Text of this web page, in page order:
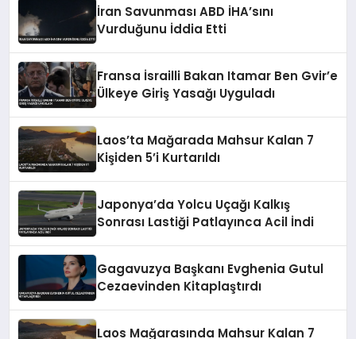
İran Savunması ABD İHA’sını
Vurduğunu İddia Etti
Fransa İsrailli Bakan Itamar Ben Gvir’e
Ülkeye Giriş Yasağı Uyguladı
Laos’ta Mağarada Mahsur Kalan 7
Kişiden 5’i Kurtarıldı
Japonya’da Yolcu Uçağı Kalkış
Sonrası Lastiği Patlayınca Acil İndi
Gagavuzya Başkanı Evghenia Gutul
Cezaevinden Kitaplaştırdı
Laos Mağarasında Mahsur Kalan 7